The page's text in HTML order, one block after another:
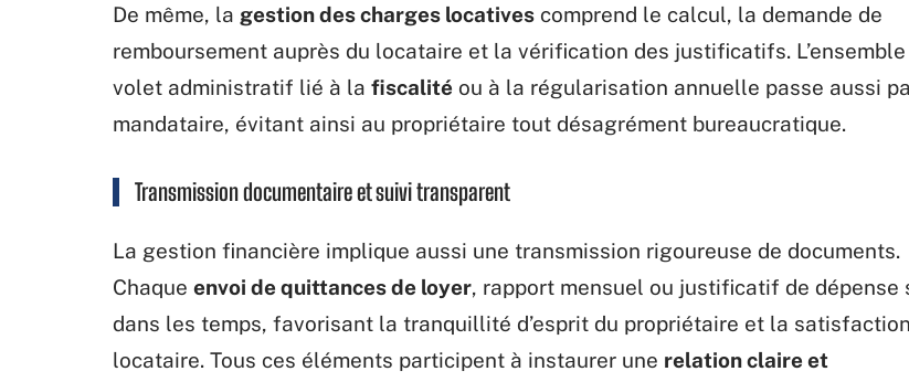
De même, la gestion des charges locatives comprend le calcul, la demande de
remboursement auprès du locataire et la vérification des justificatifs. L’ensemble
volet administratif lié à la fiscalité ou à la régularisation annuelle passe aussi
mandataire, évitant ainsi au propriétaire tout désagrément bureaucratique.
Transmission documentaire et suivi transparent
La gestion financière implique aussi une transmission rigoureuse de documents.
Chaque envoi de quittances de loyer, rapport mensuel ou justificatif de dépense
dans les temps, favorisant la tranquillité d’esprit du propriétaire et la
locataire. Tous ces éléments participent à instaurer une relation claire et